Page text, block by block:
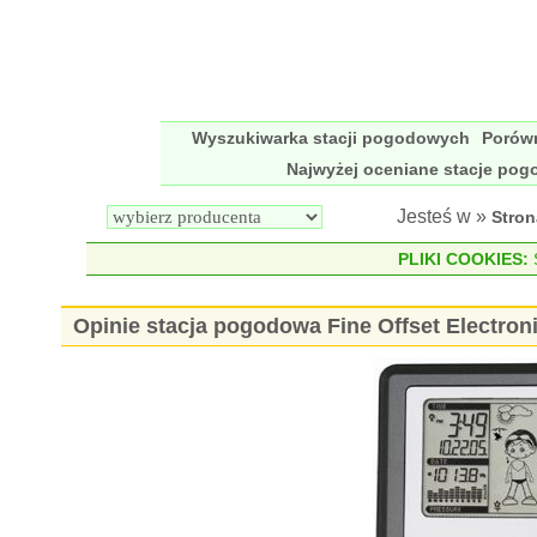
Wyszukiwarka stacji pogodowych
Najwyżej oceniane stacje
Jesteś w »
PLIKI COOKIES:
Opinie stacja pogodowa Fine Offset